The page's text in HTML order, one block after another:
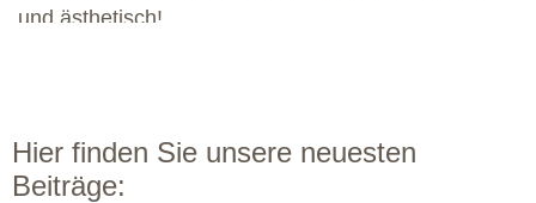
und ästhetisch!
Hier finden Sie unsere neuesten
Beiträge: